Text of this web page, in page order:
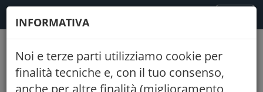
INFORMATIVA
Noi e terze parti utilizziamo cookie per
finalità tecniche e, con il tuo consenso,
anche per altre finalità (miglioramento
Indietro